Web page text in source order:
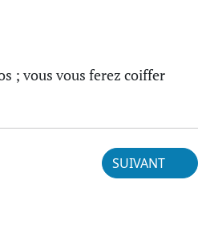
; vous vous ferez coiffer
SUIVANT